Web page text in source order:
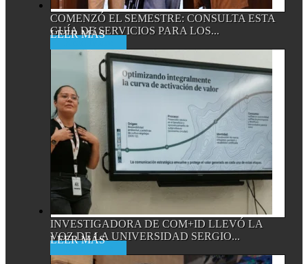
COMENZÓ EL SEMESTRE: CONSULTA ESTA
GUÍA DE SERVICIOS PARA LOS...
INVESTIGADORA DE COM+ID LLEVÓ LA
VOZ DE LA UNIVERSIDAD SERGIO...